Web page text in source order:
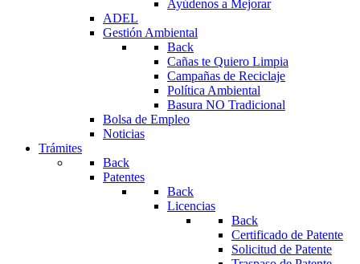
Ayúdenos a Mejorar
ADEL
Gestión Ambiental
Back
Cañas te Quiero Limpia
Campañas de Reciclaje
Política Ambiental
Basura NO Tradicional
Bolsa de Empleo
Noticias
Trámites
Back
Patentes
Back
Licencias
Back
Certificado de Patente
Solicitud de Patente